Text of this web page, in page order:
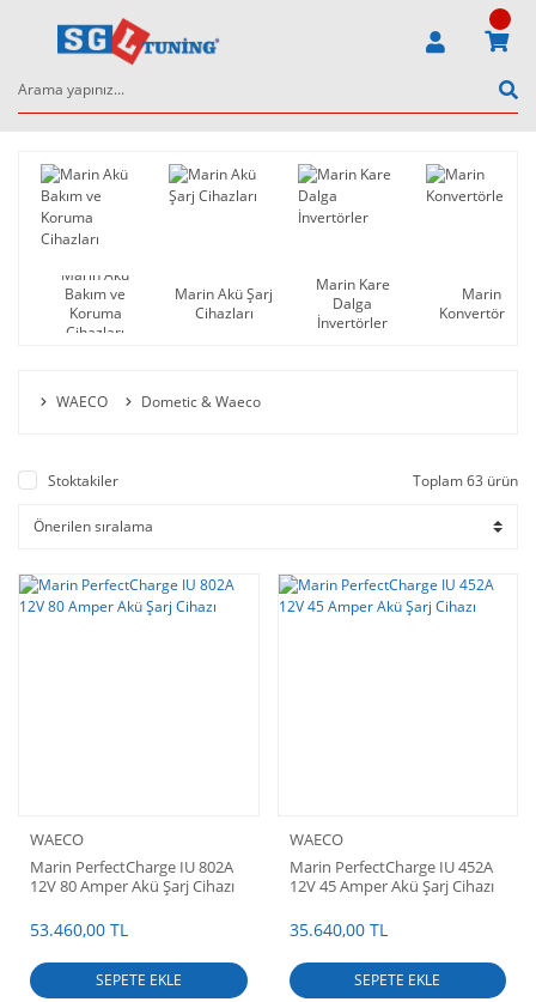
Marin Akü
Bakım ve
Koruma
Cihazları
Marin Akü Şarj
Cihazları
Marin Kare
Dalga
İnvertörler
Marin
Konvertörler
WAECO Dometic & Waeco
Stoktakiler Toplam 63 ürün
WAECO
Marin PerfectCharge IU 802A
12V 80 Amper Akü Şarj Cihazı
53.460,00 TL
SEPETE EKLE
WAECO
Marin PerfectCharge IU 452A
12V 45 Amper Akü Şarj Cihazı
35.640,00 TL
SEPETE EKLE